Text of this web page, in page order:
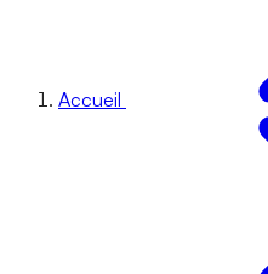
Accueil